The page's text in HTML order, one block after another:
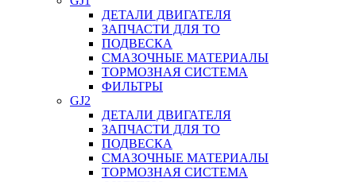
ДЕТАЛИ ДВИГАТЕЛЯ
ЗАПЧАСТИ ДЛЯ ТО
ПОДВЕСКА
СМАЗОЧНЫЕ МАТЕРИАЛЫ
ТОРМОЗНАЯ СИСТЕМА
ФИЛЬТРЫ
GJ2
ДЕТАЛИ ДВИГАТЕЛЯ
ЗАПЧАСТИ ДЛЯ ТО
ПОДВЕСКА
СМАЗОЧНЫЕ МАТЕРИАЛЫ
ТОРМОЗНАЯ СИСТЕМА